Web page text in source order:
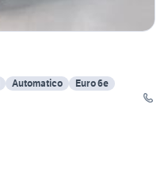
Automatico
Euro 6e